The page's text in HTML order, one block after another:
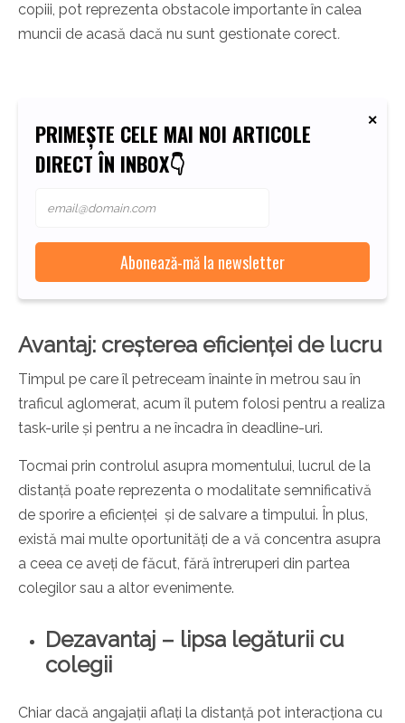
copiii, pot reprezenta obstacole importante în calea
muncii de acasă dacă nu sunt gestionate corect.
PRIMEȘTE CELE MAI NOI ARTICOLE
DIRECT ÎN INBOX👇
Avantaj: creșterea eficienței de lucru
Timpul pe care îl petreceam înainte în metrou sau în
traficul aglomerat, acum îl putem folosi pentru a realiza
task-urile și pentru a ne încadra în deadline-uri.
Tocmai prin controlul asupra momentului, lucrul de la
distanță poate reprezenta o modalitate semnificativă
de sporire a eficienței și de salvare a timpului. În plus,
există mai multe oportunități de a vă concentra asupra
a ceea ce aveți de făcut, fără întreruperi din partea
colegilor sau a altor evenimente.
Dezavantaj – lipsa legăturii cu
colegii
Chiar dacă angajații aflați la distanță pot interacționa cu